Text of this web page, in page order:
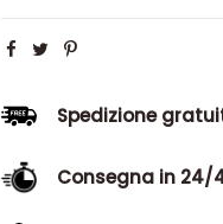
Spedizione
Consegna in 24/